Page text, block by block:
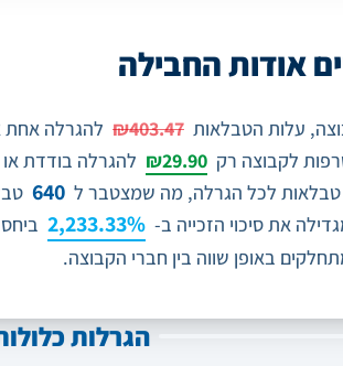
אודות החבילה
עלות הטבלאות ₪403.47 להגרלה אחת
לקבוצה רק ₪29.90 להגרלה בודדת
טבלאות לכל הגרלה, מה שמצטבר ל 640
את סיכוי הזכייה ב- 2,233.33%
באופן שווה בין חברי הקבוצה.
הגרלות